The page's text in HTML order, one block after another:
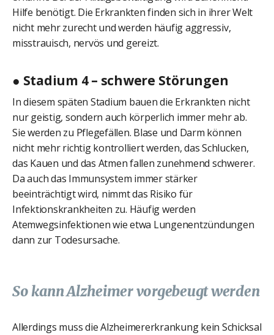
Hilfe benötigt. Die Erkrankten finden sich in ihrer Welt
nicht mehr zurecht und werden häufig aggressiv,
misstrauisch, nervös und gereizt.
● Stadium 4 – schwere Störungen
In diesem späten Stadium bauen die Erkrankten nicht
nur geistig, sondern auch körperlich immer mehr ab.
Sie werden zu Pflegefällen. Blase und Darm können
nicht mehr richtig kontrolliert werden, das Schlucken,
das Kauen und das Atmen fallen zunehmend schwerer.
Da auch das Immunsystem immer stärker
beeinträchtigt wird, nimmt das Risiko für
Infektionskrankheiten zu. Häufig werden
Atemwegsinfektionen wie etwa Lungenentzündungen
dann zur Todesursache.
So kann Alzheimer vorgebeugt werden
Allerdings muss die Alzheimererkrankung kein Schicksal